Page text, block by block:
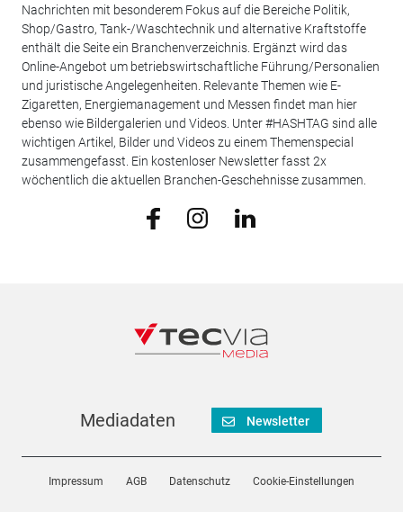
Nachrichten mit besonderem Fokus auf die Bereiche Politik,
Shop/Gastro, Tank-/Waschtechnik und alternative Kraftstoffe
enthält die Seite ein Branchenverzeichnis. Ergänzt wird das
Online-Angebot um betriebswirtschaftliche Führung/Personalien
und juristische Angelegenheiten. Relevante Themen wie E-
Zigaretten, Energiemanagement und Messen findet man hier
ebenso wie Bildergalerien und Videos. Unter #HASHTAG sind alle
wichtigen Artikel, Bilder und Videos zu einem Themenspecial
zusammengefasst. Ein kostenloser Newsletter fasst 2x
wöchentlich die aktuellen Branchen-Geschehnisse zusammen.
Mediadaten Newsletter
Impressum AGB Datenschutz Cookie-Einstellungen